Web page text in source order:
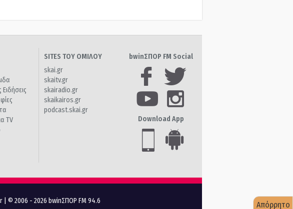
Ειδήσεις
TV
SITES ΤΟΥ ΟΜΙΛΟΥ
skai.gr
skaitv.gr
skairadio.gr
skaikairos.gr
podcast.skai.gr
bwinΣΠΟΡ FM Social
Download App
| © 2006 - 2026 bwinΣΠΟΡ FM 94.6 Απόρρητο